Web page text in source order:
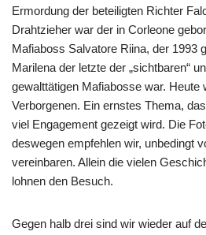
Ermordung der beteiligten Richter
Drahtzieher war der in Corleone
Mafiaboss Salvatore Riina, der 1993
Marilena der letzte der „sichtbaren“
gewalttätigen Mafiabosse war. Heute
Verborgenen. Ein ernstes Thema,
viel Engagement gezeigt wird. Die
deswegen empfehlen wir, unbedingt
vereinbaren. Allein die vielen
lohnen den Besuch.
Gegen halb drei sind wir wieder auf